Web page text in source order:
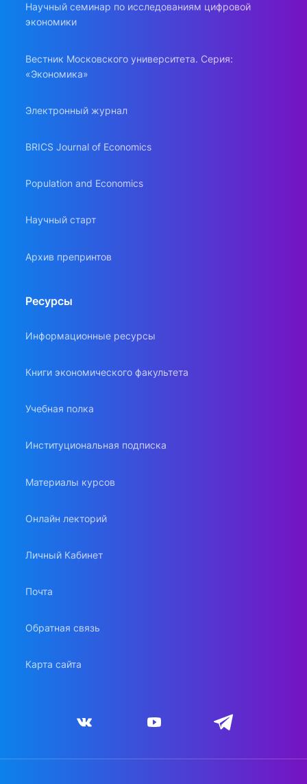
Научный семинар по исследованиям цифровой
экономики
Вестник Московского университета. Серия:
«Экономика»
Электронный журнал
BRICS Journal of Economics
Population and Economics
Научный старт
Архив препринтов
Ресурсы
Информационные ресурсы
Книги экономического факультета
Учебная полка
Институциональная подписка
Материалы курсов
Онлайн лекторий
Личный Кабинет
Почта
Обратная связь
Карта сайта